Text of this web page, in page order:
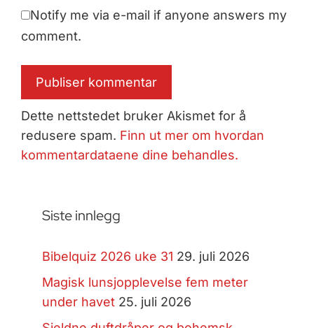
Notify me via e-mail if anyone answers my
comment.
Dette nettstedet bruker Akismet for å
redusere spam. Finn ut mer om hvordan
kommentardataene dine behandles.
Siste innlegg
Bibelquiz 2026 uke 31 29. juli 2026
Magisk lunsjopplevelse fem meter
under havet 25. juli 2026